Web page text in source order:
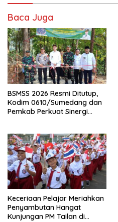
o
o
k
o
n
Baca Juga
BSMSS 2026 Resmi Ditutup,
Kodim 0610/Sumedang dan
Pemkab Perkuat Sinergi
Keceriaan Pelajar Meriahkan
Penyambutan Hangat
Kunjungan PM Tailan di